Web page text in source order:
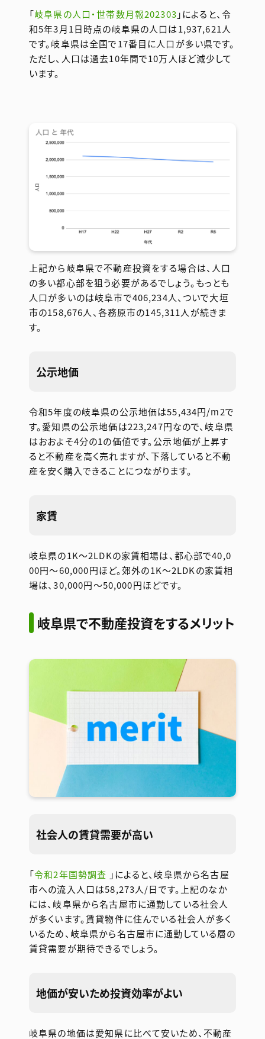
「岐阜県の人口・世帯数月報202303 」によると、令
和5年3月1日時点の岐阜県の人口は1,937,621人
です。岐阜県は全国で17番目に人口が多い県です。
ただし、人口は過去10年間で10万人ほど減少して
います。
上記から岐阜県で不動産投資をする場合は、人口
の多い都心部を狙う必要があるでしょう。もっとも
人口が多いのは岐阜市で406,234人、ついで大垣
市の158,676人、各務原市の145,311人が続きま
す。
公示地価
令和5年度の岐阜県の公示地価は55,434円/m2で
す。愛知県の公示地価は223,247円なので、岐阜県
はおおよそ4分の1の価値です。公示地価が上昇す
ると不動産を高く売れますが、下落していると不動
産を安く購入できることにつながります。
家賃
岐阜県の1K〜2LDKの家賃相場は、都心部で40,0
00円〜60,000円ほど。郊外の1K〜2LDKの家賃相
場は、30,000円〜50,000円ほどです。
岐阜県で不動産投資をするメリット
社会人の賃貸需要が高い
「令和2年国勢調査 」によると、岐阜県から名古屋
市への流入人口は58,273人/日です。上記のなか
には、岐阜県から名古屋市に通勤している社会人
が多くいます。賃貸物件に住んでいる社会人が多く
いるため、岐阜県から名古屋市に通勤している層の
賃貸需要が期待できるでしょう。
地価が安いため投資効率がよい
岐阜県の地価は愛知県に比べて安いため、不動産